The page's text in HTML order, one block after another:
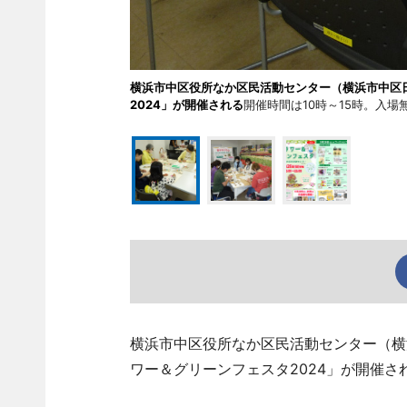
横浜市中区役所なか区民活動センター（横浜市中
2024」が開催される開催時間は10時～15時。入場
横浜市中区役所なか区民活動センター（
ワー＆グリーンフェスタ2024」が開催さ